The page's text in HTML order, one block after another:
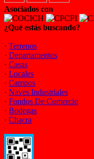
Asociados con
¿Qué estás buscando?
· Terrenos
· Departamentos
· Casas
· Locales
· Campos
· Naves Industriales
· Fondos De Comercio
· Bodegas
· Chacra